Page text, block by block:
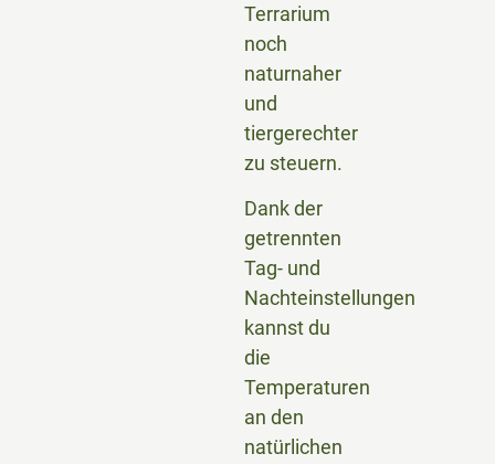
Terrarium
noch
naturnaher
und
tiergerechter
zu steuern.
Dank der
getrennten
Tag- und
Nachteinstellungen
kannst du
die
Temperaturen
an den
natürlichen